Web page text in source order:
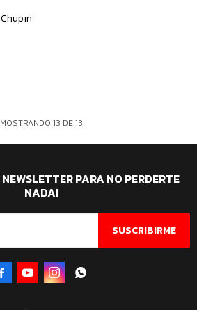
MOSTRANDO 13 DE13
PARA NO PERDERTE
NADA!
SUSCRIBIRME
  